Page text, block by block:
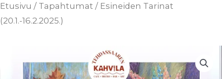
Etusivu / Tapahtumat / Esineiden Tarinat
(20.1.-16.2.2025.)